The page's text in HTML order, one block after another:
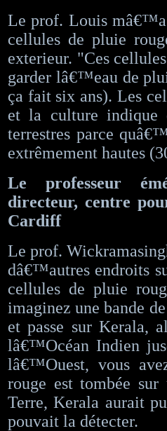
Le prof. Louis
cellules de pluie
exterieur. "Ces
garder lâ€™eau de
ça fait six ans). Les
et la culture indique
terrestres parce
extrêmement hautes
Le professeur
directeur, centre
Cardiff
Le prof.
dâ€™autres endroits
cellules de pluie
imaginez une bande
et passe sur Kerala,
lâ€™Océan Indien
lâ€™Ouest, vous
rouge est tombée
Terre, Kerala aurait
pouvait la détecter.